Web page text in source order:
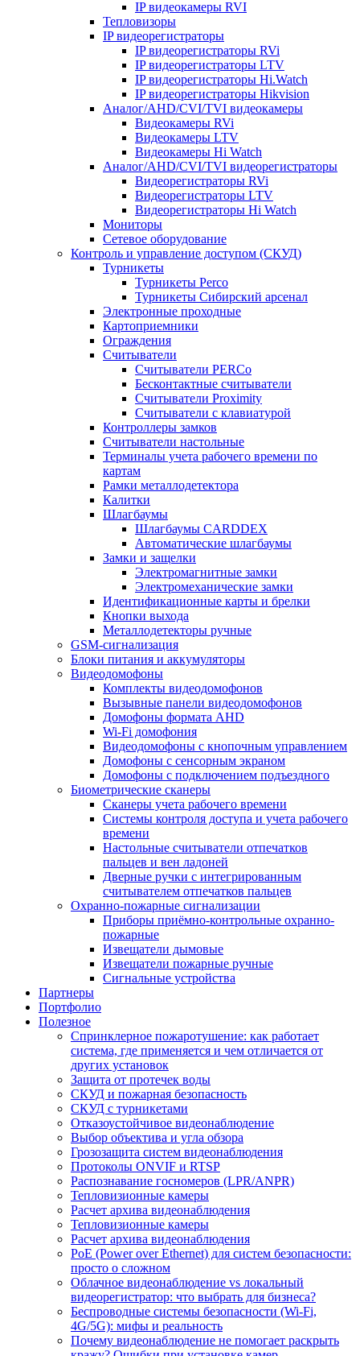
IP видеокамеры RVI
Тепловизоры
IP видеорегистраторы
IP видеорегистраторы RVi
IP видеорегистраторы LTV
IP видеорегистраторы Hi.Watch
IP видеорегистраторы Hikvision
Аналог/AHD/CVI/TVI видеокамеры
Видеокамеры RVi
Видеокамеры LTV
Видеокамеры Hi Watch
Аналог/AHD/CVI/TVI видеорегистраторы
Видеорегистраторы RVi
Видеорегистраторы LTV
Видеорегистраторы Hi Watch
Мониторы
Сетевое оборудование
Контроль и управление доступом (СКУД)
Турникеты
Турникеты Perco
Турникеты Сибирский арсенал
Электронные проходные
Картоприемники
Ограждения
Считыватели
Считыватели PERCo
Бесконтактные считыватели
Считыватели Proximity
Считыватели с клавиатурой
Контроллеры замков
Считыватели настольные
Терминалы учета рабочего времени по
картам
Рамки металлодетектора
Калитки
Шлагбаумы
Шлагбаумы CARDDEX
Автоматические шлагбаумы
Замки и защелки
Электромагнитные замки
Электромеханические замки
Идентификационные карты и брелки
Кнопки выхода
Металлодетекторы ручные
GSM-сигнализация
Блоки питания и аккумуляторы
Видеодомофоны
Комплекты видеодомофонов
Вызывные панели видеодомофонов
Домофоны формата AHD
Wi-Fi домофония
Видеодомофоны с кнопочным управлением
Домофоны с сенсорным экраном
Домофоны с подключением подъездного
Биометрические сканеры
Сканеры учета рабочего времени
Системы контроля доступа и учета рабочего
времени
Настольные считыватели отпечатков
пальцев и вен ладоней
Дверные ручки с интегрированным
считывателем отпечатков пальцев
Охранно-пожарные сигнализации
Приборы приёмно-контрольные охранно-
пожарные
Извещатели дымовые
Извещатели пожарные ручные
Сигнальные устройства
Партнеры
Портфолио
Полезное
Спринклерное пожаротушение: как работает
система, где применяется и чем отличается от
других установок
Защита от протечек воды
СКУД и пожарная безопасность
СКУД с турникетами
Отказоустойчивое видеонаблюдение
Выбор объектива и угла обзора
Грозозащита систем видеонаблюдения
Протоколы ONVIF и RTSP
Распознавание госномеров (LPR/ANPR)
Тепловизионные камеры
Расчет архива видеонаблюдения
Тепловизионные камеры
Расчет архива видеонаблюдения
PoE (Power over Ethernet) для систем безопасности:
просто о сложном
Облачное видеонаблюдение vs локальный
видеорегистратор: что выбрать для бизнеса?
Беспроводные системы безопасности (Wi-Fi,
4G/5G): мифы и реальность
Почему видеонаблюдение не помогает раскрыть